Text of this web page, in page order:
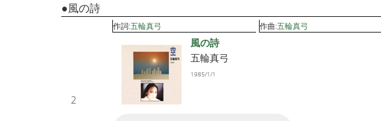
2
●風の詩
作詞:五輪真弓 作曲:五輪真弓
風の詩
五輪真弓
1985/1/1